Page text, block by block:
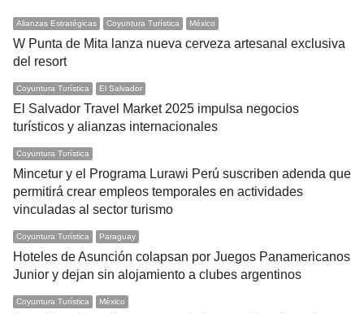
Alianzas Estratégicas Coyuntura Turística México
W Punta de Mita lanza nueva cerveza artesanal exclusiva
del resort
Coyuntura Turística El Salvador
El Salvador Travel Market 2025 impulsa negocios
turísticos y alianzas internacionales
Coyuntura Turística
Mincetur y el Programa Lurawi Perú suscriben adenda que
permitirá crear empleos temporales en actividades
vinculadas al sector turismo
Coyuntura Turística Paraguay
Hoteles de Asunción colapsan por Juegos Panamericanos
Junior y dejan sin alojamiento a clubes argentinos
Coyuntura Turística México